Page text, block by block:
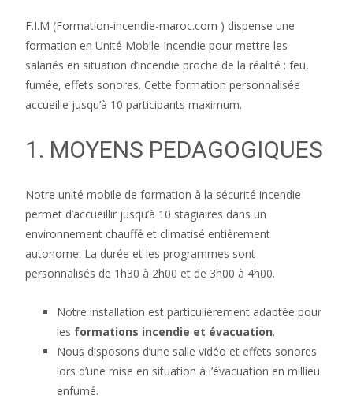
F.I.M (Formation-incendie-maroc.com ) dispense une
formation en Unité Mobile Incendie pour mettre les
salariés en situation d’incendie proche de la réalité : feu,
fumée, effets sonores. Cette formation personnalisée
accueille jusqu’à 10 participants maximum.
1. MOYENS PEDAGOGIQUES
Notre unité mobile de formation à la sécurité incendie
permet d’accueillir jusqu’à 10 stagiaires dans un
environnement chauffé et climatisé entièrement
autonome. La durée et les programmes sont
personnalisés de 1h30 à 2h00 et de 3h00 à 4h00.
Notre installation est particulièrement adaptée pour
les formations incendie et évacuation.
Nous disposons d’une salle vidéo et effets sonores
lors d’une mise en situation à l’évacuation en millieu
enfumé.